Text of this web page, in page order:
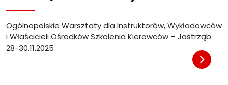
Ogólnopolskie Warsztaty dla Instruktorów, Wykładowców
i Właścicieli Ośrodków Szkolenia Kierowców – Jastrząb
28-30.11.2025